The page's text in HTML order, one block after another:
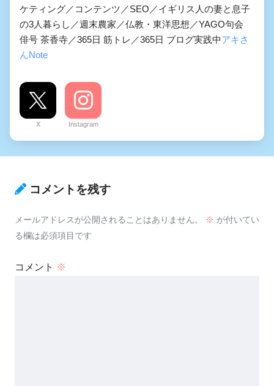
ケティング／コンテンツ／SEO／イギリス人の妻と息子
の3人暮らし／週末農家／仏教・東洋思想／YAGO句会
俳号 茶香寺／365日 筋トレ／365日 ブログ実践中アキさ
んNote
X Instagram
コメントを残す
メールアドレスが公開されることはありません。 ※ が付いてい
る欄は必須項目です
コメント ※